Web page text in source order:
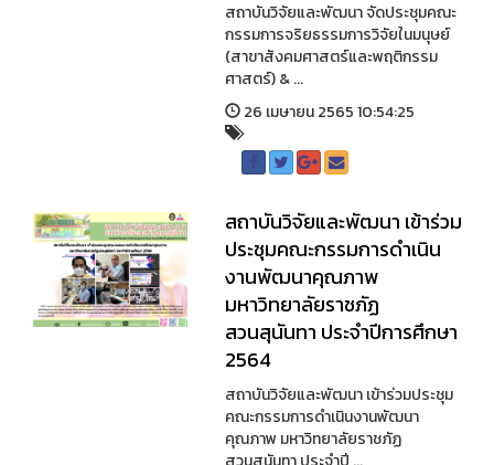
สถาบันวิจัยและพัฒนา จัดประชุมคณะ
กรรมการจริยธรรมการวิจัยในมนุษย์
(สาขาสังคมศาสตร์และพฤติกรรม
ศาสตร์) & ...
26 เมษายน 2565 10:54:25
สถาบันวิจัยและพัฒนา เข้าร่วม
ประชุมคณะกรรมการดำเนิน
งานพัฒนาคุณภาพ
มหาวิทยาลัยราชภัฏ
สวนสุนันทา ประจำปีการศึกษา
2564
สถาบันวิจัยและพัฒนา เข้าร่วมประชุม
คณะกรรมการดำเนินงานพัฒนา
คุณภาพ มหาวิทยาลัยราชภัฏ